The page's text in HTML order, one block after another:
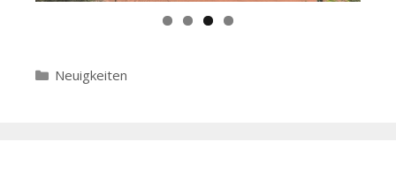
Kategorien
Neuigkeiten